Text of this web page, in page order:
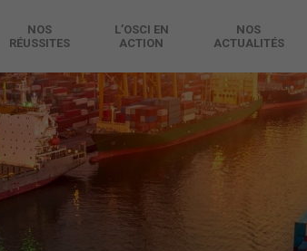
NOS
RÉUSSITES
L’OSCI EN
ACTION
NOS
ACTUALITÉS